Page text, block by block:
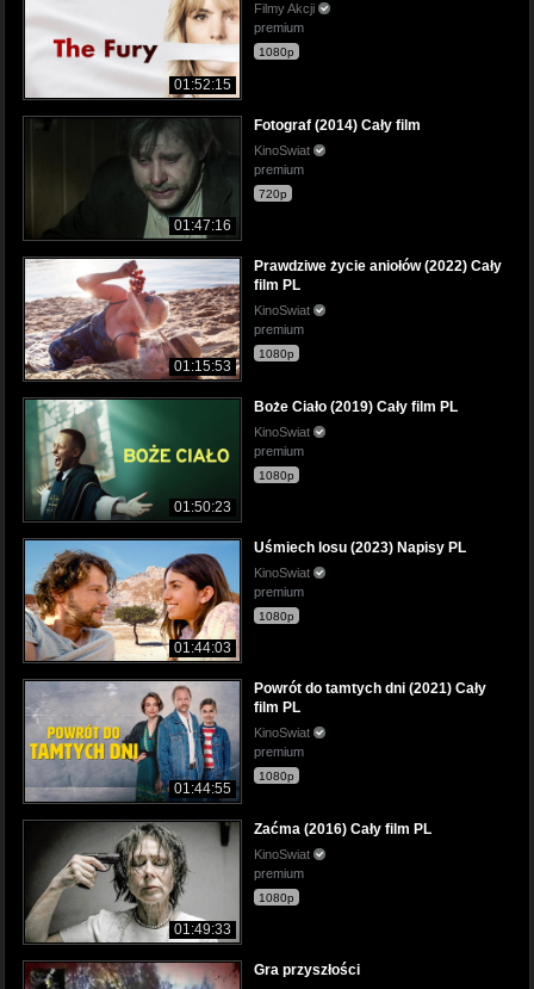
01:52:15
Filmy Akcji
premium
1080p
01:47:16
Fotograf (2014) Cały film
KinoSwiat
premium
720p
01:15:53
Prawdziwe życie aniołów (2022) Cały
film PL
KinoSwiat
premium
1080p
01:50:23
Boże Ciało (2019) Cały film PL
KinoSwiat
premium
1080p
01:44:03
Uśmiech losu (2023) Napisy PL
KinoSwiat
premium
1080p
01:44:55
Powrót do tamtych dni (2021) Cały
film PL
KinoSwiat
premium
1080p
01:49:33
Zaćma (2016) Cały film PL
KinoSwiat
premium
1080p
Gra przyszłości